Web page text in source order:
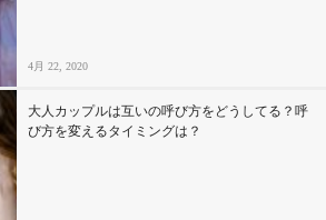
4月 22, 2020
大人カップルは互いの呼び方をどうしてる？呼
び方を変えるタイミングは？